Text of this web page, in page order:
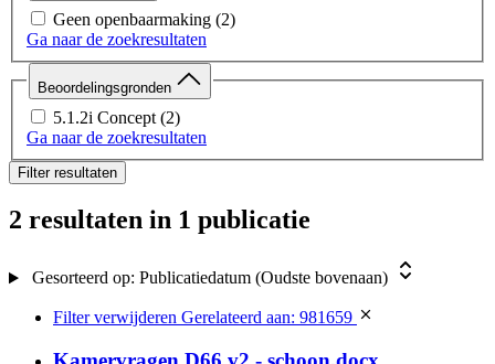
Geen openbaarmaking (2)
Ga naar de zoekresultaten
Beoordelingsgronden
5.1.2i Concept (2)
Ga naar de zoekresultaten
Filter resultaten
2 resultaten in 1 publicatie
Gesorteerd op: Publicatiedatum (Oudste bovenaan)
Filter verwijderen Gerelateerd aan: 981659